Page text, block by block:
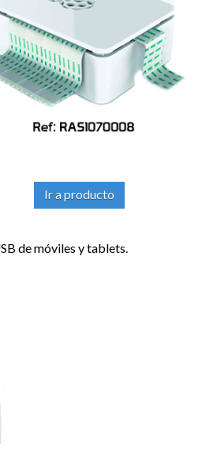
Ir a producto
de móviles y tablets.